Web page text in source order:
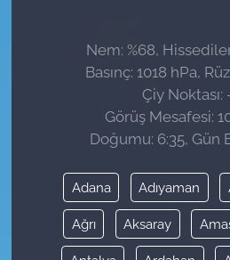
Nem: %68,
Basınç: 1018 hPa,
Çiy Noktası:
Görüş Mesafesi:
Doğumu: 6:35, Gün
Adana Adıyaman
Ağrı Aksaray